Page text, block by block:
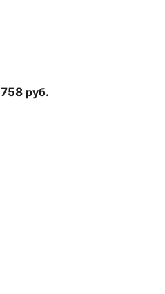
758 руб.